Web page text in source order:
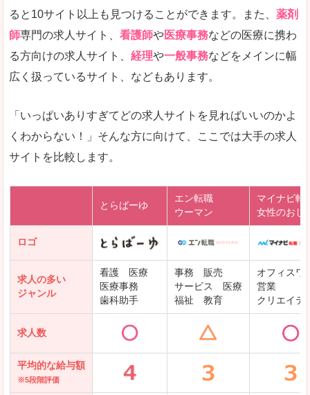
ると10サイト以上も見つけることができます。また、 薬剤
師専門の求人サイト、 看護師や医療事務などの医療に携わ
る方向けの求人サイト、 経理や一般事務などをメインに幅
広く扱っているサイト、などもあります。
「いっぱいありすぎてどの求人サイトを見ればいいのかよ
くわからない！」そんな方に向けて、ここでは大手の求人
サイトを比較します。
とらばーゆ
エン転職
ウーマン
マイナビ転
女性のおし
ロゴ
求人の多い
ジャンル
看護 医療
医療事務
歯科助手
事務 販売
サービス 医療
福祉 教育
オフィスワ
営業
クリエイテ
求人数
平均的な給与額
※5段階評価